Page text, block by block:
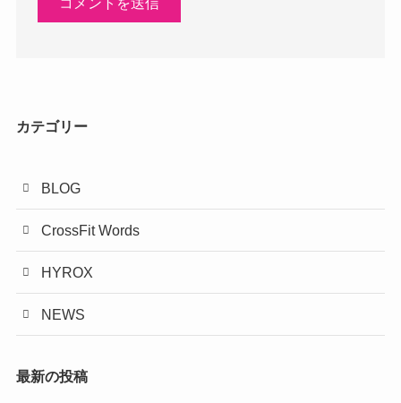
カテゴリー
BLOG
CrossFit Words
HYROX
NEWS
最新の投稿